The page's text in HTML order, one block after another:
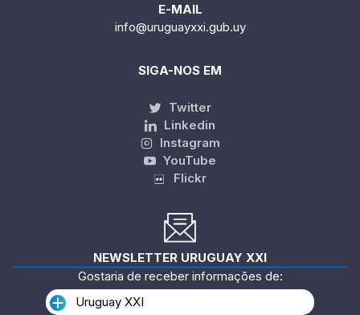
E-MAIL
info@uruguayxxi.gub.uy
SIGA-NOS EM
Twitter
Linkedin
Instagram
YouTube
Flickr
NEWSLETTER URUGUAY XXI
Gostaria de receber informações de:
Uruguay XXI